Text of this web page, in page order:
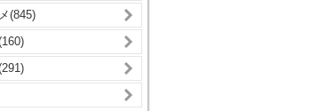
(845)